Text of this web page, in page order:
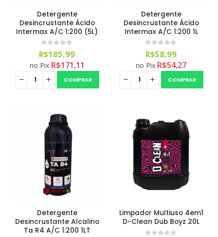
Detergente
Desincrustante Ácido
Intermax A/C 1:200 (5L)
R$185,99
no Pix R$171,11
COMPRAR
Detergente
Desincrustante Ácido
Intermax A/C 1:200 1L
R$58,99
no Pix R$54,27
COMPRAR
Detergente
Desincrustante Alcalino
Ta R4 A/C 1:200 1LT
Limpador Multiuso 4em1
D-Clean Dub Boyz 20L